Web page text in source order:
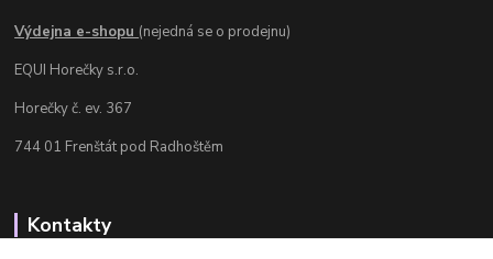
Výdejna e-shopu (nejedná se o prodejnu)
EQUI Horečky s.r.o.
Horečky č. ev. 367
744 01 Frenštát pod Radhoštěm
Kontakty